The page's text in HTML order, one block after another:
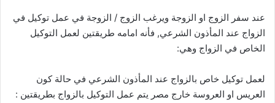
عند سفر الزوج او الزوجة ويرغب الزوج / الزوجة في عمل توكيل في
الزواج عند المأذون الشرعي, فأنه امامه طريقتين لعمل التوكيل
الخاص في الزواج وهي:
لعمل توكيل خاص بالزواج عند المأذون الشرعي في حالة كون
العريس او العروسة خارج مصر يتم عمل التوكيل بالزواج بطريقتين :